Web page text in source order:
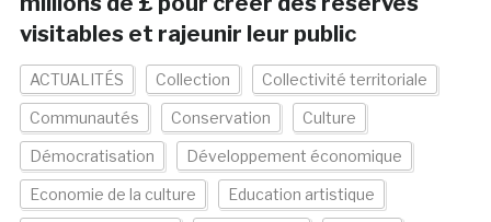
visitables et rajeunir leur public
ACTUALITÉS Collection Collectivité territoriale
Communautés Conservation Culture
Démocratisation Développement économique
Economie de la culture Education artistique